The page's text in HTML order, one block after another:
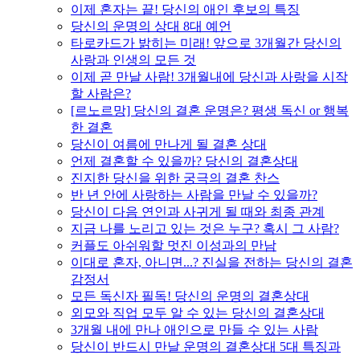
이제 혼자는 끝! 당신의 애인 후보의 특징
당신의 운명의 상대 8대 예언
타로카드가 밝히는 미래! 앞으로 3개월간 당신의
사랑과 인생의 모든 것
이제 곧 만날 사람! 3개월내에 당신과 사랑을 시작
할 사람은?
[르노르망] 당신의 결혼 운명은? 평생 독신 or 행복
한 결혼
당신이 여름에 만나게 될 결혼 상대
언제 결혼할 수 있을까? 당신의 결혼상대
진지한 당신을 위한 궁극의 결혼 찬스
반 년 안에 사랑하는 사람을 만날 수 있을까?
당신이 다음 연인과 사귀게 될 때와 최종 관계
지금 나를 노리고 있는 것은 누구? 혹시 그 사람?
커플도 아쉬워할 멋진 이성과의 만남
이대로 혼자, 아니면...? 진실을 전하는 당신의 결혼
감정서
모든 독신자 필독! 당신의 운명의 결혼상대
외모와 직업 모두 알 수 있는 당신의 결혼상대
3개월 내에 만나 애인으로 만들 수 있는 사람
당신이 반드시 만날 운명의 결혼상대 5대 특징과